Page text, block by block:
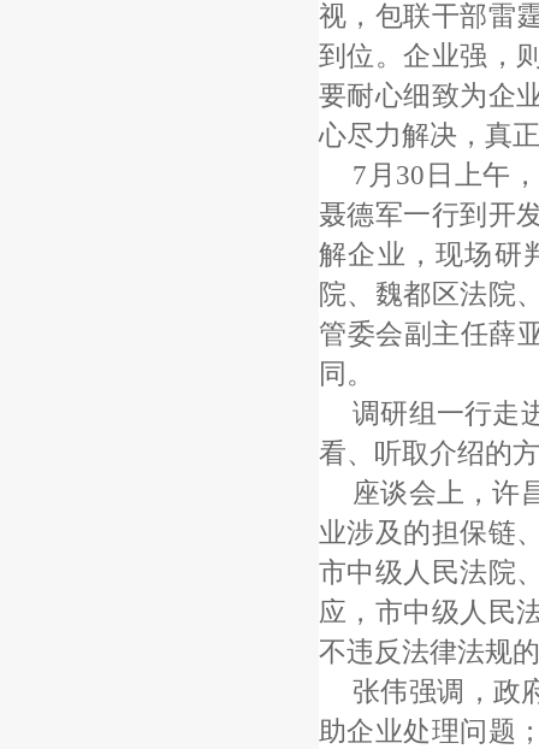
视，包联干部雷
到位。企业强，
要耐心细致为企
心尽力解决，真
7月30日上午
聂德军一行到开
解企业，现场研
院、魏都区法院
管委会副主任薛
同。
调研组一行走
看、听取介绍的
座谈会上，许
业涉及的担保链
市中级人民法院
应，市中级人民
不违反法律法规
张伟强调，政
助企业处理问题